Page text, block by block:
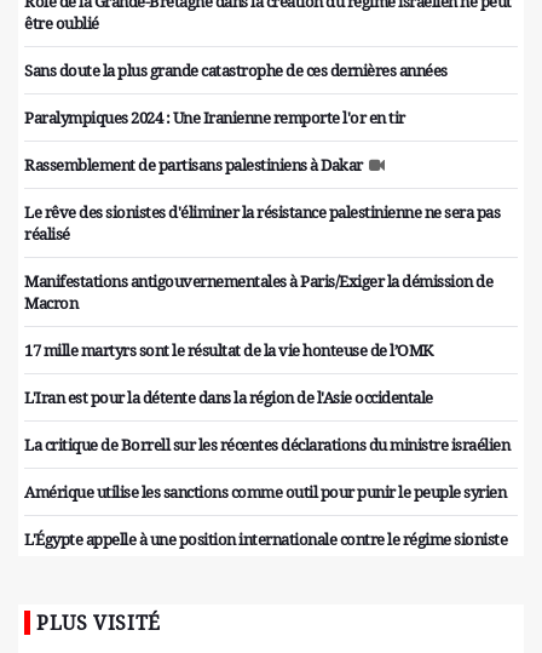
être oublié
Sans doute la plus grande catastrophe de ces dernières années
Paralympiques 2024 : Une Iranienne remporte l'or en tir
Rassemblement de partisans palestiniens à Dakar
Le rêve des sionistes d'éliminer la résistance palestinienne ne sera pas
réalisé
Manifestations antigouvernementales à Paris/Exiger la démission de
Macron
17 mille martyrs sont le résultat de la vie honteuse de l’OMK
L'Iran est pour la détente dans la région de l'Asie occidentale
La critique de Borrell sur les récentes déclarations du ministre israélien
Amérique utilise les sanctions comme outil pour punir le peuple syrien
L'Égypte appelle à une position internationale contre le régime sioniste
PLUS VISITÉ